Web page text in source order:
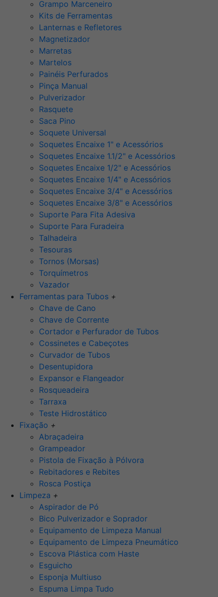
Grampo Marceneiro
Kits de Ferramentas
Lanternas e Refletores
Magnetizador
Marretas
Martelos
Painéis Perfurados
Pinça Manual
Pulverizador
Rasquete
Saca Pino
Soquete Universal
Soquetes Encaixe 1" e Acessórios
Soquetes Encaixe 1.1/2" e Acessórios
Soquetes Encaixe 1/2" e Acessórios
Soquetes Encaixe 1/4" e Acessórios
Soquetes Encaixe 3/4" e Acessórios
Soquetes Encaixe 3/8" e Acessórios
Suporte Para Fita Adesiva
Suporte Para Furadeira
Talhadeira
Tesouras
Tornos (Morsas)
Torquímetros
Vazador
Ferramentas para Tubos +
Chave de Cano
Chave de Corrente
Cortador e Perfurador de Tubos
Cossinetes e Cabeçotes
Curvador de Tubos
Desentupidora
Expansor e Flangeador
Rosqueadeira
Tarraxa
Teste Hidrostático
Fixação +
Abraçadeira
Grampeador
Pistola de Fixação à Pólvora
Rebitadores e Rebites
Rosca Postiça
Limpeza +
Aspirador de Pó
Bico Pulverizador e Soprador
Equipamento de Limpeza Manual
Equipamento de Limpeza Pneumático
Escova Plástica com Haste
Esguicho
Esponja Multiuso
Espuma Limpa Tudo